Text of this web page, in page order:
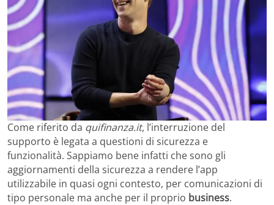
Come riferito da quifinanza.it, l’interruzione del
supporto è legata a questioni di sicurezza e
funzionalità. Sappiamo bene infatti che sono gli
aggiornamenti della sicurezza a rendere l’app
utilizzabile in quasi ogni contesto, per comunicazioni di
tipo personale ma anche per il proprio business.